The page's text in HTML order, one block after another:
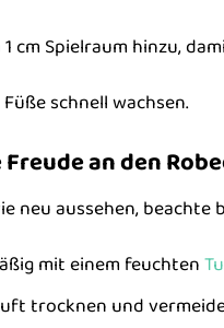
cm Spielraum hinzu,
schnell wachsen.
an den
neu aussehen,
mit einem feuchten
trocknen und